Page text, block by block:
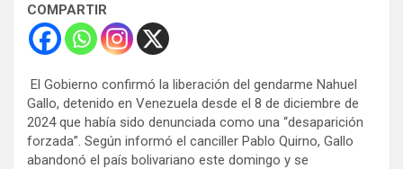
COMPARTIR
El Gobierno confirmó la liberación del gendarme Nahuel
Gallo, detenido en Venezuela desde el 8 de diciembre de
2024 que había sido denunciada como una “desaparición
forzada”. Según informó el canciller Pablo Quirno, Gallo
abandonó el país bolivariano este domingo y se